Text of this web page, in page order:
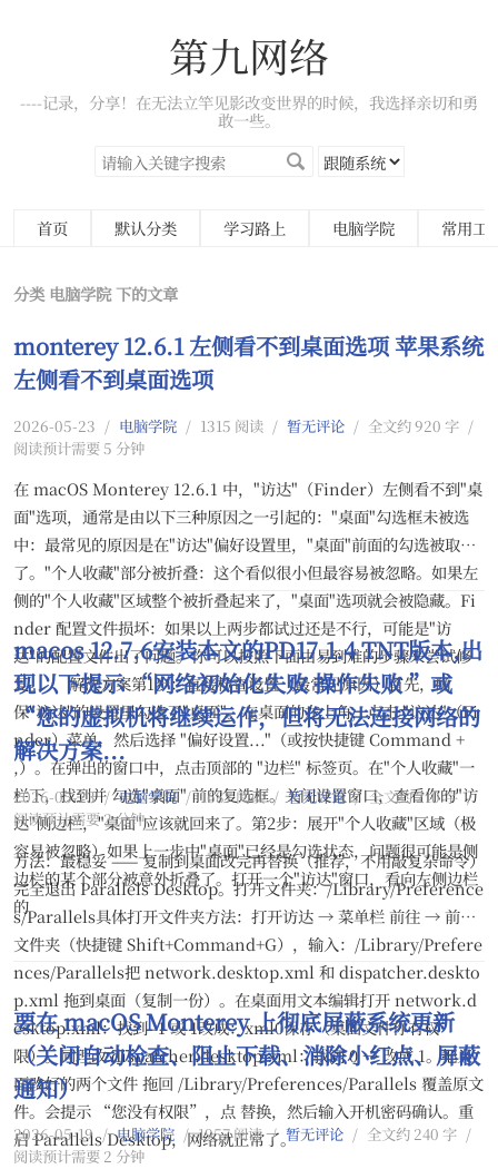
第九网络
----记录，分享！在无法立竿见影改变世界的时候，我选择亲切和勇
敢一些。
首页 默认分类 学习路上 电脑学院 常用工
分类 电脑学院 下的文章
monterey 12.6.1 左侧看不到桌面选项 苹果系统
左侧看不到桌面选项
2026-05-23 / 电脑学院 / 1315 阅读 / 暂无评论 / 全文约 920 字 /
阅读预计需要 5 分钟
在 macOS Monterey 12.6.1 中，"访达"（Finder）左侧看不到"桌
面"选项，通常是由以下三种原因之一引起的："桌面"勾选框未被选
中：最常见的原因是在"访达"偏好设置里，"桌面"前面的勾选被取消
了。"个人收藏"部分被折叠：这个看似很小但最容易被忽略。如果左
侧的"个人收藏"区域整个被折叠起来了，"桌面"选项就会被隐藏。Fi
nder 配置文件损坏：如果以上两步都试过还是不行，可能是"访
达"的配置文件出了问题。你可以按照下面由易到难的步骤来尝试修
复。🛠️ 解决方案第1步：直接检查设置（最常见原因）首先，确
保"访达"的设置里勾选了"桌面"。在桌面的左上角，点击 "访达"（Fi
nder）菜单，然后选择 "偏好设置..."（或按快捷键 Command +
,）。在弹出的窗口中，点击顶部的 "边栏" 标签页。在"个人收藏"一
栏下，找到并 勾选"桌面" 前的复选框。关闭设置窗口，查看你的"访
达"侧边栏，"桌面"应该就回来了。第2步：展开"个人收藏"区域（极
容易被忽略）如果上一步中"桌面"已经是勾选状态，问题很可能是侧
边栏的某个部分被意外折叠了。打开一个"访达"窗口，看向左侧边栏
的
macos 12.7.6安装本文的PD17.1.4 TNT版本,出
现以下提示 “网络初始化失败 操作失败 ”或
“您的虚拟机将继续运作，但将无法连接网络的
解决方案...
2026-05-23 / 电脑学院 / 1687 阅读 / 暂无评论 / 全文约 210 字 /
阅读预计需要 2 分钟
方法：最稳妥 —— 复制到桌面改完再替换（推荐，不用敲复杂命令）
完全退出 Parallels Desktop。打开文件夹：/Library/Preference
s/Parallels具体打开文件夹方法：打开访达 → 菜单栏 前往 → 前往
文件夹（快捷键 Shift+Command+G），输入：/Library/Prefere
nces/Parallels把 network.desktop.xml 和 dispatcher.deskto
p.xml 拖到桌面（复制一份）。在桌面用文本编辑打开 network.d
esktop.xml：找到 -1 或 1改成：xml0保存（桌面文件你有权
限）。同理改 dispatcher.desktop.xml：找到 0 → 改成 1。把桌
面改好的两个文件 拖回 /Library/Preferences/Parallels 覆盖原文
件。会提示 “您没有权限”，点 替换，然后输入开机密码确认。重
启 Parallels Desktop，网络就正常了。
要在 macOS Monterey 上彻底屏蔽系统更新
（关闭自动检查、阻止下载、消除小红点、屏蔽
通知）
2026-05-19 / 电脑学院 / 1957 阅读 / 暂无评论 / 全文约 240 字 /
阅读预计需要 2 分钟